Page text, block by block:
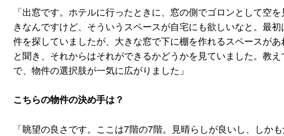
「出窓です。ホテルに行ったときに、窓の側でゴロンとして空
きなんですけど、そういうスペースが自宅にも欲しいなと。最
件を探していましたが、大きな窓で下に棚を作れるスペースが
と聞き、それからはそれができるかどうかを見ていました。教
で、物件の選択肢が一気に広がりました」
こちらの物件の決め手は？
「眺望の良さです。ここは7階の7階。見晴らしが良いし、しか